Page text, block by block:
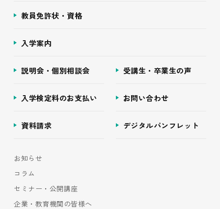
教員免許状・資格
入学案内
説明会・個別相談会 受講生・卒業生の声
入学検定料のお支払い お問い合わせ
資料請求 デジタルパンフレット
お知らせ
コラム
セミナー・公開講座
企業・教育機関の皆様へ